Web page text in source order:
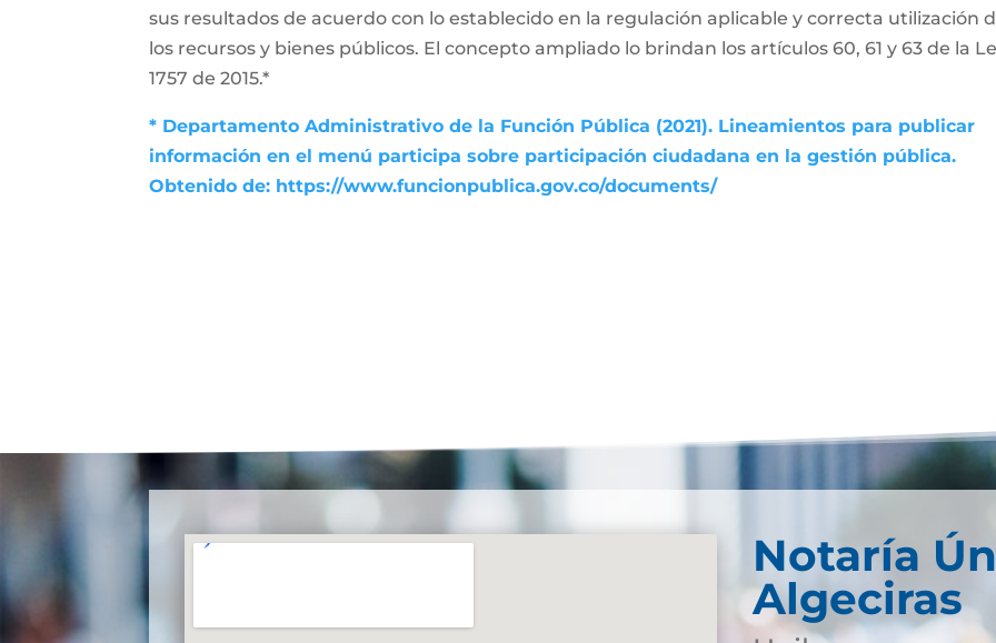
sus resultados de acuerdo con lo establecido en la regulación aplicable y correcta utilización
los recursos y bienes públicos. El concepto ampliado lo brindan los artículos 60, 61 y 63 de la
1757 de 2015.*
* Departamento Administrativo de la Función Pública (2021). Lineamientos para publicar
información en el menú participa sobre participación ciudadana en la gestión pública.
Obtenido de: https://www.funcionpublica.gov.co/documents/
Notaría
Algeciras